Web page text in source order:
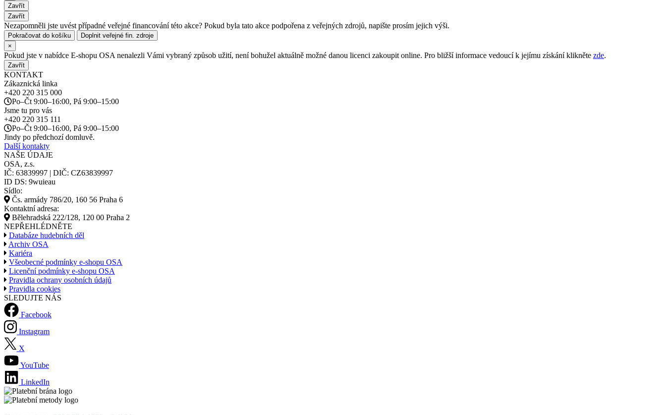
Zavřít
Zavřít
Nezapomněli jste uvést případné veřejné financování této akce? Pokud byla tato akce podpořena z veřejných zdrojů, napište prosím jejich výši.
Pokračovat do košíku
Doplnit veřejné fin. zdroje
×
Pokud jste v nabídce E-shopu OSA nenalezli Vámi vybraný způsob užití, není bohužel aktuálně možné danou licenci zakoupit online. Pro bližší informace vedoucí k jejímu získání klikněte zde.
Zavřít
KONTAKT
Zákaznická linka
+420 220 315 000
Po–Čt 9:00–16:00, Pá 9:00–15:00
Jsme tu pro vás
+420 220 315 111
Po–Čt 9:00–16:00, Pá 9:00–15:00
Jindy po předchozí domluvě.
Další kontakty
NAŠE ÚDAJE
OSA, z.s.
IČ: 63839997 | DIČ: CZ63839997
ID DS: 9wuieau
Sídlo:
Čs. armády 786/20, 160 56 Praha 6
Kontaktní adresa:
Bělehradská 222/128, 120 00 Praha 2
NEPŘEHLÉDNĚTE
Databáze hudebních děl
Archiv OSA
Kariéra
Všeobecné podmínky e-shopu OSA
Licenční podmínky e-shopu OSA
Pravidla ochrany osobních údajů
Pravidla cookies
SLEDUJTE NÁS
Facebook
Instagram
X
YouTube
LinkedIn